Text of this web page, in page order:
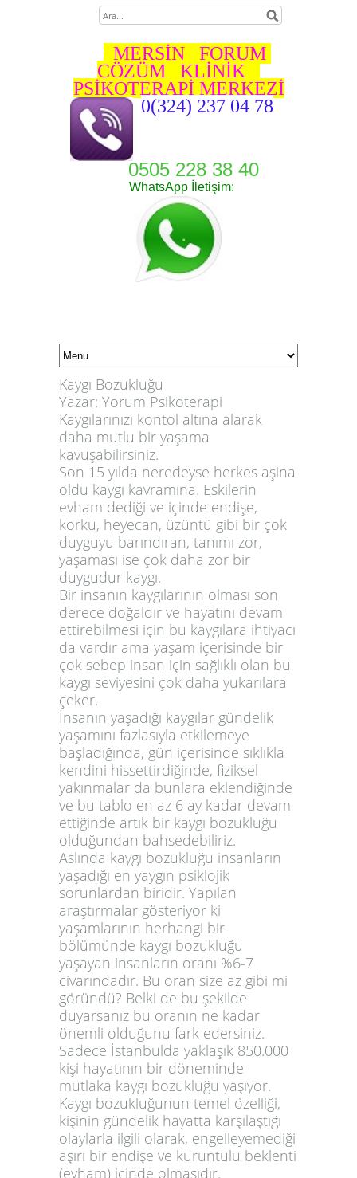
MERSİN FORUM
ÇÖZÜM KLİNİK
PSİKOTERAPİ MERKEZİ
0(324) 237 04 78
0505 228 38 40
WhatsApp İletişim:
Kaygı Bozukluğu
Yazar: Yorum Psikoterapi
Kaygılarınızı kontol altına alarak
daha mutlu bir yaşama
kavuşabilirsiniz.
Son 15 yılda neredeyse herkes aşina
oldu kaygı kavramına. Eskilerin
evham dediği ve içinde endişe,
korku, heyecan, üzüntü gibi bir çok
duyguyu barındıran, tanımı zor,
yaşaması ise çok daha zor bir
duygudur kaygı.
Bir insanın kaygılarının olması son
derece doğaldır ve hayatını devam
ettirebilmesi için bu kaygılara ihtiyacı
da vardır ama yaşam içerisinde bir
çok sebep insan için sağlıklı olan bu
kaygı seviyesini çok daha yukarılara
çeker.
İnsanın yaşadığı kaygılar gündelik
yaşamını fazlasıyla etkilemeye
başladığında, gün içerisinde sıklıkla
kendini hissettirdiğinde, fiziksel
yakınmalar da bunlara eklendiğinde
ve bu tablo en az 6 ay kadar devam
ettiğinde artık bir kaygı bozukluğu
olduğundan bahsedebiliriz.
Aslında kaygı bozukluğu insanların
yaşadığı en yaygın psiklojik
sorunlardan biridir. Yapılan
araştırmalar gösteriyor ki
yaşamlarının herhangi bir
bölümünde kaygı bozukluğu
yaşayan insanların oranı %6-7
civarındadır. Bu oran size az gibi mi
göründü? Belki de bu şekilde
duyarsanız bu oranın ne kadar
önemli olduğunu fark edersiniz.
Sadece İstanbulda yaklaşık 850.000
kişi hayatının bir döneminde
mutlaka kaygı bozukluğu yaşıyor.
Kaygı bozukluğunun temel özelliği,
kişinin gündelik hayatta karşılaştığı
olaylarla ilgili olarak, engelleyemediği
aşırı bir endişe ve kuruntulu beklenti
(evham) içinde olmasıdır.